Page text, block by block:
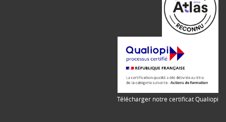
Télécharger notre certificat Qualiopi